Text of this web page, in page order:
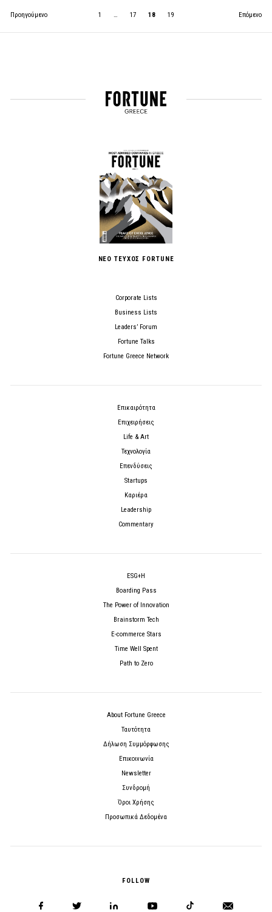
Προηγούμενο 1 … 17 18 19 Επόμενο
ΝΕΟ ΤΕΥΧΟΣ FORTUNE
Corporate Lists
Business Lists
Leaders’ Forum
Fortune Talks
Fortune Greece Network
Επικαιρότητα
Επιχειρήσεις
Life & Art
Τεχνολογία
Επενδύσεις
Startups
Καριέρα
Leadership
Commentary
ESG+H
Boarding Pass
The Power of Innovation
Brainstorm Tech
E-commerce Stars
Time Well Spent
Path to Zero
About Fortune Greece
Ταυτότητα
Δήλωση Συμμόρφωσης
Επικοινωνία
Newsletter
Συνδρομή
Όροι Χρήσης
Προσωπικά Δεδομένα
FOLLOW